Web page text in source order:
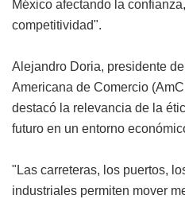
México afectando la
competitividad".
Alejandro Doria, presidente
Americana de Comercio
destacó la relevancia de la
futuro en un entorno
"Las carreteras, los puertos,
industriales permiten mover